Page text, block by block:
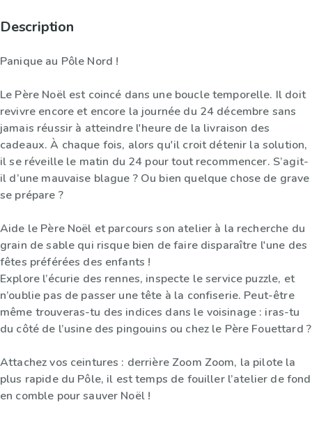
Description
Panique au Pôle Nord !
Le Père Noël est coincé dans une boucle temporelle. Il doit
revivre encore et encore la journée du 24 décembre sans
jamais réussir à atteindre l'heure de la livraison des
cadeaux. À chaque fois, alors qu'il croit détenir la solution,
il se réveille le matin du 24 pour tout recommencer. S’agit-
il d’une mauvaise blague ? Ou bien quelque chose de grave
se prépare ?
Aide le Père Noël et parcours son atelier à la recherche du
grain de sable qui risque bien de faire disparaître l'une des
fêtes préférées des enfants !
Explore l’écurie des rennes, inspecte le service puzzle, et
n’oublie pas de passer une tête à la confiserie. Peut-être
même trouveras-tu des indices dans le voisinage : iras-tu
du côté de l’usine des pingouins ou chez le Père Fouettard ?
Attachez vos ceintures : derrière Zoom Zoom, la pilote la
plus rapide du Pôle, il est temps de fouiller l’atelier de fond
en comble pour sauver Noël !